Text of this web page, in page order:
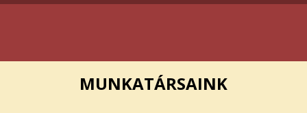
MUNKATÁRSAINK